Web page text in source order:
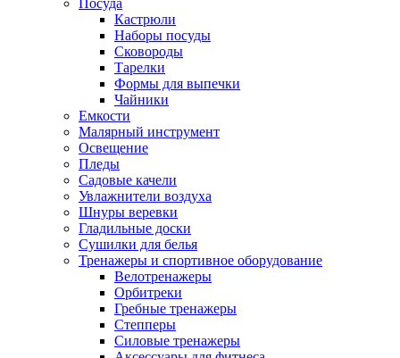
Посуда
Кастрюли
Наборы посуды
Сковороды
Тарелки
Формы для выпечки
Чайники
Емкости
Малярный инструмент
Освещение
Пледы
Садовые качели
Увлажнители воздуха
Шнуры веревки
Гладильные доски
Сушилки для белья
Тренажеры и спортивное оборудование
Велотренажеры
Орбитреки
Гребные тренажеры
Степперы
Силовые тренажеры